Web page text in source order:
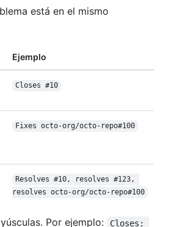
está en el mismo
Ejemplo
Closes #10
Fixes octo-org/octo-repo#100
Resolves #10, resolves #123,
resolves octo-org/octo-repo#100
Por ejemplo:
Closes: